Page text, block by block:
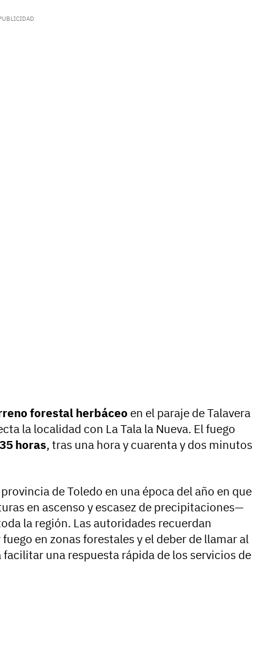
forestal herbáceo en el paraje de Talavera
la localidad con La Tala la Nueva. El fuego
horas, tras una hora y cuarenta y dos minutos
de Toledo en una época del año en que
en ascenso y escasez de precipitaciones—
la región. Las autoridades recuerdan
en zonas forestales y el deber de llamar al
una respuesta rápida de los servicios de